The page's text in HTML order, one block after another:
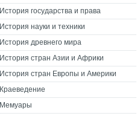
История государства и права
История науки и техники
История древнего мира
История стран Азии и Африки
История стран Европы и Америки
Краеведение
Мемуары